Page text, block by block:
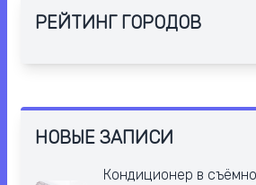
РЕЙТИНГ ГОРОДОВ
НОВЫЕ ЗАПИСИ
Кондиционер в